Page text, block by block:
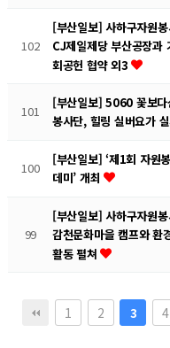
102
[부산일보] 사하구자원
CJ제일제당 부산공장과
회공헌 협약 외3
101
[부산일보] 5060 꽃보다
봉사단, 힐링 실버요가
100
[부산일보] ‘제1회 자원
데미’ 개최
99
[부산일보] 사하구자원
감천문화마을 캠프와 환
활동 펼쳐
1 2 3 4